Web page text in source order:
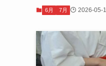
6月 7月 2026-05-